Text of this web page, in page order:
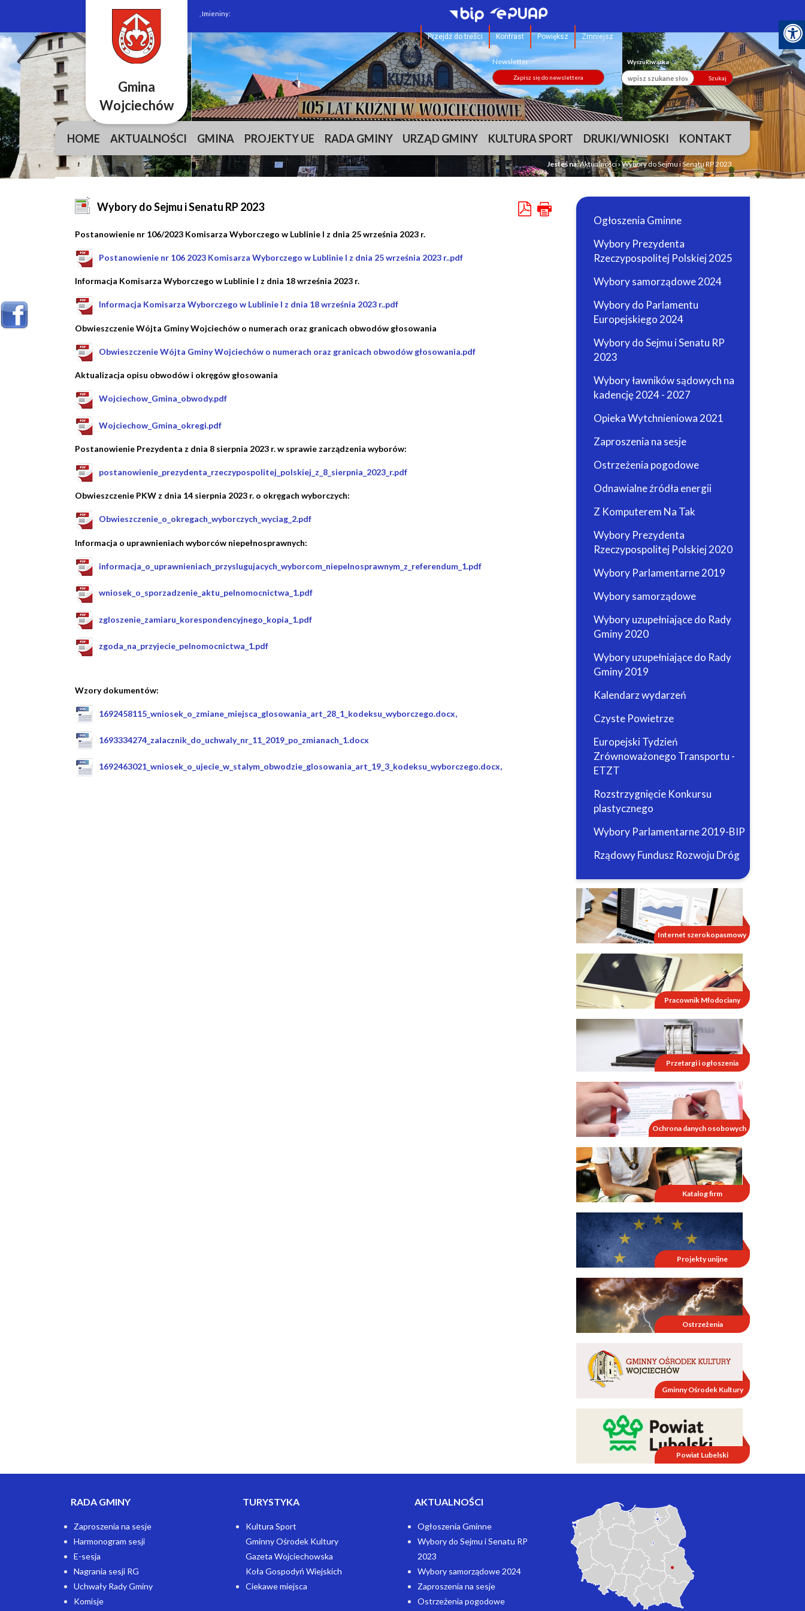
Gmina
Wojciechów
, Imieniny:
Przejdź do treści Kontrast Powiększ Zmniejsz
Newsletter
Zapisz się do newslettera
Wyszukiwarka
Szukaj
HOME AKTUALNOŚCI GMINA PROJEKTY UE RADA GMINY URZĄD GMINY KULTURA SPORT DRUKI/WNIOSKI KONTAKT
Jesteś na:Aktualności›Wybory do Sejmu i Senatu RP 2023
Wybory do Sejmu i Senatu RP 2023
Postanowienie nr 106/2023 Komisarza Wyborczego w Lublinie I z dnia 25 września 2023 r.
Postanowienie nr 106 2023 Komisarza Wyborczego w Lublinie I z dnia 25 września 2023 r..pdf
Informacja Komisarza Wyborczego w Lublinie I z dnia 18 września 2023 r.
Informacja Komisarza Wyborczego w Lublinie I z dnia 18 września 2023 r..pdf
Obwieszczenie Wójta Gminy Wojciechów o numerach oraz granicach obwodów głosowania
Obwieszczenie Wójta Gminy Wojciechów o numerach oraz granicach obwodów głosowania.pdf
Aktualizacja opisu obwodów i okręgów głosowania
Wojciechow_Gmina_obwody.pdf
Wojciechow_Gmina_okregi.pdf
Postanowienie Prezydenta z dnia 8 sierpnia 2023 r. w sprawie zarządzenia wyborów:
postanowienie_prezydenta_rzeczypospolitej_polskiej_z_8_sierpnia_2023_r.pdf
Obwieszczenie PKW z dnia 14 sierpnia 2023 r. o okręgach wyborczych:
Obwieszczenie_o_okregach_wyborczych_wyciag_2.pdf
Informacja o uprawnieniach wyborców niepełnosprawnych:
informacja_o_uprawnieniach_przyslugujacych_wyborcom_niepelnosprawnym_z_referendum_1.pdf
wniosek_o_sporzadzenie_aktu_pelnomocnictwa_1.pdf
zgloszenie_zamiaru_korespondencyjnego_kopia_1.pdf
zgoda_na_przyjecie_pelnomocnictwa_1.pdf
Wzory dokumentów:
1692458115_wniosek_o_zmiane_miejsca_glosowania_art_28_1_kodeksu_wyborczego.docx,
1693334274_zalacznik_do_uchwaly_nr_11_2019_po_zmianach_1.docx
1692463021_wniosek_o_ujecie_w_stalym_obwodzie_glosowania_art_19_3_kodeksu_wyborczego.docx,
Ogłoszenia Gminne
Wybory Prezydenta
Rzeczypospolitej Polskiej 2025
Wybory samorządowe 2024
Wybory do Parlamentu
Europejskiego 2024
Wybory do Sejmu i Senatu RP
2023
Wybory ławników sądowych na
kadencję 2024 - 2027
Opieka Wytchnieniowa 2021
Zaproszenia na sesje
Ostrzeżenia pogodowe
Odnawialne źródła energii
Z Komputerem Na Tak
Wybory Prezydenta
Rzeczypospolitej Polskiej 2020
Wybory Parlamentarne 2019
Wybory samorządowe
Wybory uzupełniające do Rady
Gminy 2020
Wybory uzupełniające do Rady
Gminy 2019
Kalendarz wydarzeń
Czyste Powietrze
Europejski Tydzień
Zrównoważonego Transportu -
ETZT
Rozstrzygnięcie Konkursu
plastycznego
Wybory Parlamentarne 2019-BIP
Rządowy Fundusz Rozwoju Dróg
Internet szerokopasmowy
Pracownik Młodociany
Przetargi i ogłoszenia
Ochrona danych osobowych
Katalog firm
Projekty unijne
Ostrzeżenia
Gminny Ośrodek Kultury
Powiat Lubelski
RADA GMINY
Zaproszenia na sesje
Harmonogram sesji
E-sesja
Nagrania sesji RG
Uchwały Rady Gminy
Komisje
TURYSTYKA
Kultura Sport
Gminny Ośrodek Kultury
Gazeta Wojciechowska
Koła Gospodyń Wiejskich
Ciekawe miejsca
AKTUALNOŚCI
Ogłoszenia Gminne
Wybory do Sejmu i Senatu RP
2023
Wybory samorządowe 2024
Zaproszenia na sesje
Ostrzeżenia pogodowe